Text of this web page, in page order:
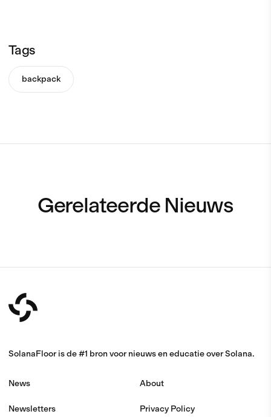
Tags
backpack
Gerelateerde Nieuws
SolanaFloor is de #1 bron voor nieuws en educatie over Solana.
News
Newsletters
About
Privacy Policy